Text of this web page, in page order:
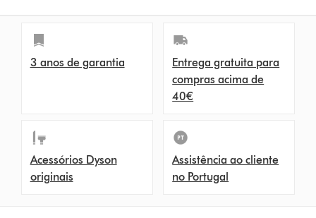
3 anos de garantia
Entrega gratuita para
compras acima de
40€
Acessórios Dyson
originais
Assistência ao cliente
no Portugal